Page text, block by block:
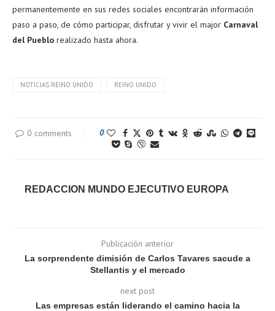
permanentemente en sus redes sociales encontrarán información
paso a paso, de cómo participar, disfrutar y vivir el major Carnaval
del Pueblo realizado hasta ahora.
NOTICIAS REINO UNIDO REINO UNIDO
0 comments 0
REDACCION MUNDO EJECUTIVO EUROPA
Publicación anterior
La sorprendente dimisión de Carlos Tavares sacude a
Stellantis y el mercado
next post
Las empresas están liderando el camino hacia la